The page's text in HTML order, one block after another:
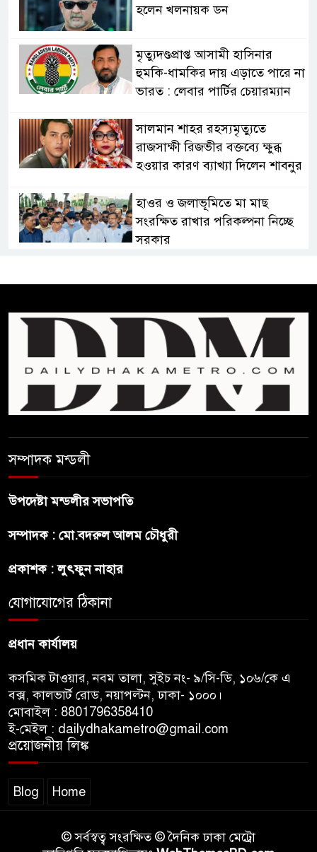
হলেন খলনায়ক ডন
মৃত্যুদণ্ডপ্রাপ্ত আসামী হাসিনার
হুমকি-ধামকির দায় এড়াতে পারে না
ভারত : লেবার পার্টির চেয়ারম্যান
সালমান শাহর রহস্যমৃত্যুতে
রাজসাক্ষী রিজভীর বক্তব্যে ক্ষুব্ধ
হওয়ার কারণ ব্যাখ্যা দিলেন শাবনুর
হাওর ও জলাভূমিতে মা মাছ
সংরক্ষিত রাখার পরিকল্পনা নিচ্ছে
সরকার
চিকিৎসকদের পেশাগত দায়িত্বে
রাজনীতি যেন বাধা না হয় :
প্রধানমন্ত্রী
ফিফা সভাপতির বিরুদ্ধে এবার
অস্ট্রেলিয়ার অখ্যাত একাদশের
সম্পাদক মন্ডলী
উপদেষ্টা মন্ডলীর সভাপতি
সম্পাদক : মো.বদরুল আলম চৌধুরী
প্রকাশক : লুৎফুন নাহার
যোগাযোগের ঠিকানা
প্রধান কার্যালয়
কসমিক টাওয়ার, নবম তালা, সুইচ নং- ৯/সি-ডি, ১০৬/কে এ
বক্স, কালভার্ট রোড, নয়াপল্টন, ঢাকা- ১০০০।
মোবাইল : 8801796358410
ই-মেইল : dailydhakametro@gmail.com
প্রয়োজনীয় লিঙ্ক
Blog Home
© সর্বস্বত্ব সংরক্ষিত © দৈনিক ঢাকা মেট্রো